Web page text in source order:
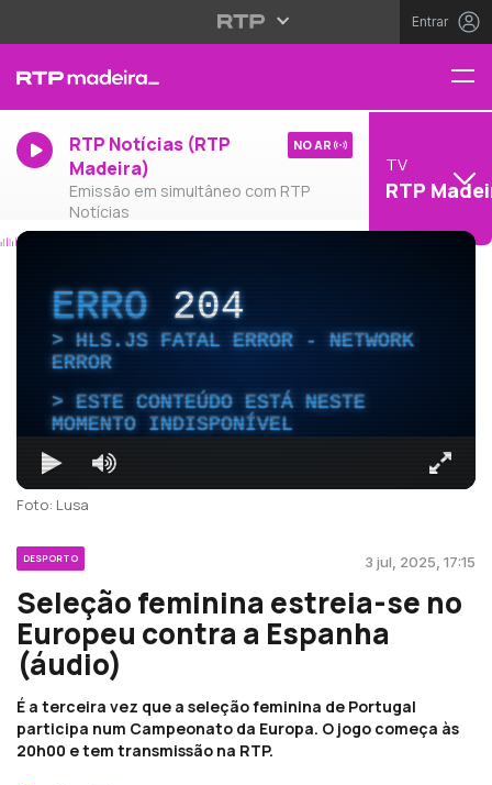
Entrar
RTP Notícias (RTP
Madeira)
Emissão em simultâneo com RTP
Notícias
NO AR
TV
RTP
ERRO204
HLS.JS FATAL ERROR - NETWORK
ERROR
ESTE CONTEÚDO ESTÁ NESTE
MOMENTO INDISPONÍVEL
Foto: Lusa
DESPORTO 3 jul, 2025, 17:15
Seleção feminina estreia-se no
Europeu contra a Espanha
(áudio)
É a terceira vez que a seleção feminina de Portugal
participa num Campeonato da Europa. O jogo começa às
20h00 e tem transmissão na RTP.